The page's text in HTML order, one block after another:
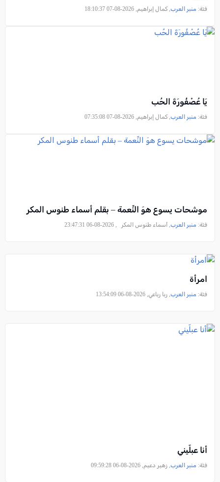
فئة: منبر العرب, كمال إبراهيم, 2026-08-07 18:10:37
يَا عُصْفُورَةَ الحُب
فئة: منبر العرب, كمال إبراهيم, 2026-08-07 07:35:08
موشحات يسوع هوَ النِّعمة – بقلم أسماء طنوس المكر
فئة: منبر العرب, أسماء طنوس المكر , 2026-08-06 23:47:31
امرأة
فئة: منبر العرب, ربا رباعي, 2026-08-06 13:54:09
أنا عبلّيني
فئة: منبر العرب, زهير دعيم, 2026-08-06 09:59:28